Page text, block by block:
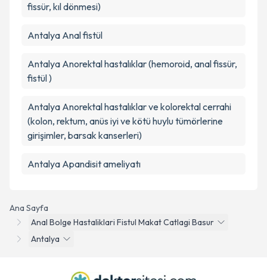
Ana Sayfa
Anal Bolge Hastaliklari Fistul Makat Catlagi Basur
Antalya
fissür, kıl dönmesi)
Antalya Anal fistül
Antalya Anorektal hastalıklar (hemoroid, anal fissür,
fistül )
Antalya Anorektal hastalıklar ve kolorektal cerrahi
(kolon, rektum, anüs iyi ve kötü huylu tümörlerine
girişimler, barsak kanserleri)
Antalya Apandisit ameliyatı